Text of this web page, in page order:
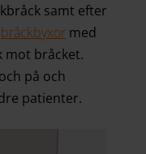
samt efter
bråckbyxor med
mot bråcket.
på och
patienter.